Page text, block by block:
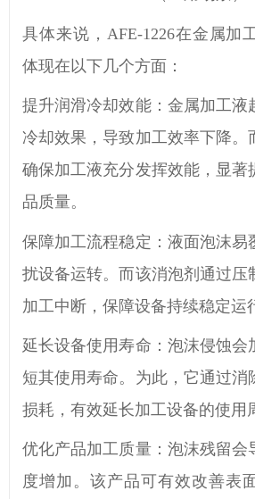
具体来说， AFE-1226在金属加
体现在以下几个方面：
提升润滑冷却效能：金属加工液
冷却效果，导致加工效率下降。
确保加工液充分发挥效能，显著
品质量。
保障加工流程稳定：液面泡沫易
扰设备运转。而该消泡剂通过压
加工中断，保障设备持续稳定运
延长设备使用寿命：泡沫侵蚀会
短其使用寿命。 为此，它通过消
损耗，有效延长加工设备的使用
优化产品加工质量：泡沫残留会
度增加。该产品可有效改善表